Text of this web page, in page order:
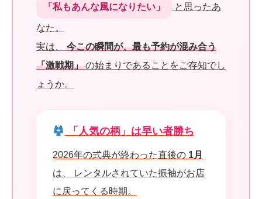
「私もあんな風になりたい」 と思ったあ
なた。
実は、 今この瞬間が、最も予約が混み合う
「激戦期」の始まりであることをご存知でし
ょうか。
「人気の柄」は早い者勝ち
2026年の式典が終わった直後の 1月
は、 レンタルされていた振袖がお店
に戻ってくる時期。